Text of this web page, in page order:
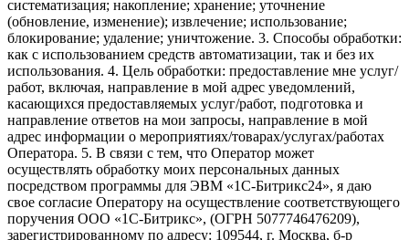
систематизация; накопление; хранение; уточнение
(обновление, изменение); извлечение; использование;
блокирование; удаление; уничтожение. 3. Способы обработки:
как с использованием средств автоматизации, так и без их
использования. 4. Цель обработки: предоставление мне услуг/
работ, включая, направление в мой адрес уведомлений,
касающихся предоставляемых услуг/работ, подготовка и
направление ответов на мои запросы, направление в мой
адрес информации о мероприятиях/товарах/услугах/работах
Оператора. 5. В связи с тем, что Оператор может
осуществлять обработку моих персональных данных
посредством программы для ЭВМ «1С-Битрикс24», я даю
свое согласие Оператору на осуществление соответствующего
поручения ООО «1С-Битрикс», (ОГРН 5077746476209),
зарегистрированному по адресу: 109544, г. Москва, б-р